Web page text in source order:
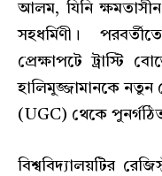
আলম, যিনি
সহধর্মিণী।
প্রেক্ষাপটে ট্রাস্টি
হালিমুজ্জামানকে নতুন
(UGC) থেকে
বিশ্ববিদ্যালয়টির